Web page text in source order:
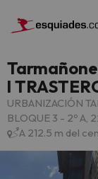
l
URBANIZACIÓN
BLOQUE 3 - 2º A,
A 212.5 m del